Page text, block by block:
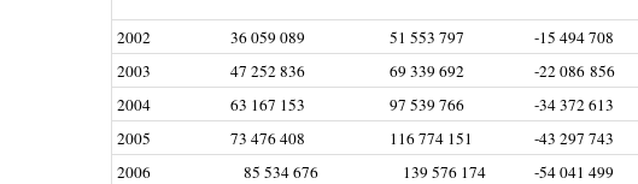
2002
36 059 089 51 553 797 -15 494 708
2003
47 252 836 69 339 692 -22 086 856
2004
63 167 153 97 539 766 -34 372 613
2005
73 476 408 116 774 151 -43 297 743
2006
85 534 676 139 576 174 -54 041 499